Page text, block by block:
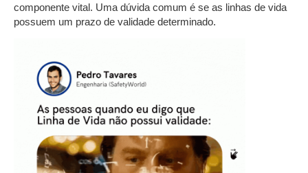
componente vital. Uma dúvida comum é se as linhas de vida
possuem um prazo de validade determinado.